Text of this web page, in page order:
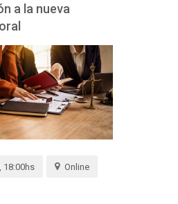
a la nueva
18:00hs Online